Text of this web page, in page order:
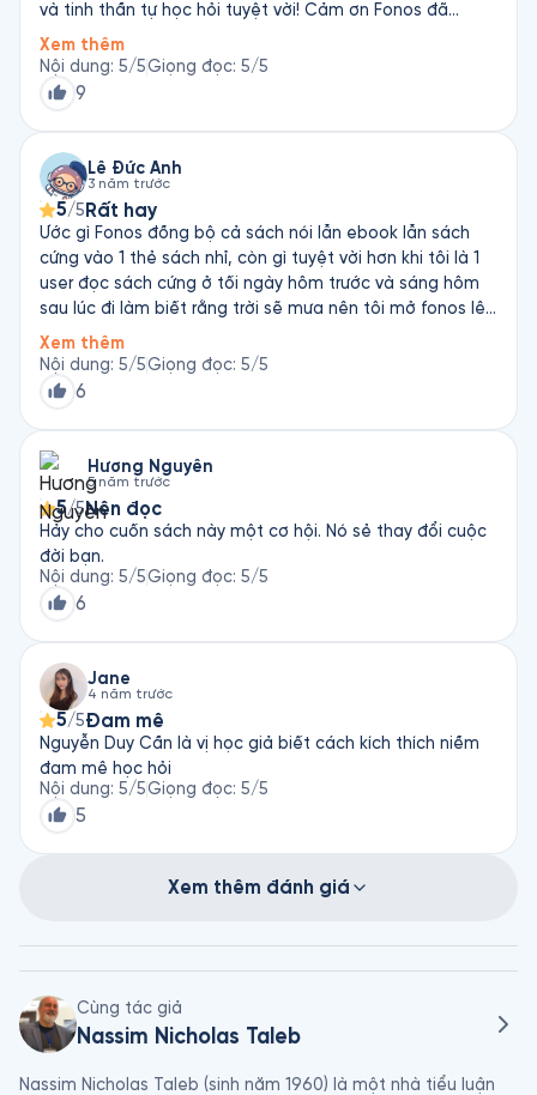
và tinh thần tự học hỏi tuyệt vời! Cảm ơn Fonos đã
mang cuốn sách nói này đến cho thính giả! Hy vọng sẽ
có thật nhiều người nghe được và phát triển bản thân
để trở thành phiên bản tốt hơn, sáng suốt hơn của chính
mình!
Xem thêm
Nội dung: 5/5Giọng đọc: 5/5
9
Lê Đức Anh
3 năm trước
5/5 Rất hay
Ước gì Fonos đồng bộ cả sách nói lẫn ebook lẫn sách
cứng vào 1 thẻ sách nhỉ, còn gì tuyệt vời hơn khi tôi là 1
user đọc sách cứng ở tối ngày hôm trước và sáng hôm
sau lúc đi làm biết rằng trời sẽ mưa nên tôi mở fonos lên
đọc bản ebook rồi đọc mỏi mắt quá tôi chuyển sang
nghe sách nói đến chập tối r lại lôi sách cứng ra trải
nghiệm. Như thế thì bằng giá nào tôi cũng trả !!!
Xem thêm
Nội dung: 5/5Giọng đọc: 5/5
6
Hương Nguyên
5 năm trước
5/5Nên đọc
Hảy cho cuốn sách này một cơ hội. Nó sẻ thay đổi cuộc
đời bạn.
Nội dung: 5/5Giọng đọc: 5/5
6
Jane
4 năm trước
5/5Đam mê
Nguyễn Duy Cần là vị học giả biết cách kích thích niềm
đam mê học hỏi
Nội dung: 5/5Giọng đọc: 5/5
5
Xem thêm đánh giá
Cùng tác giả
Nassim Nicholas Taleb
Nassim Nicholas Taleb (sinh năm 1960) là một nhà tiểu luận